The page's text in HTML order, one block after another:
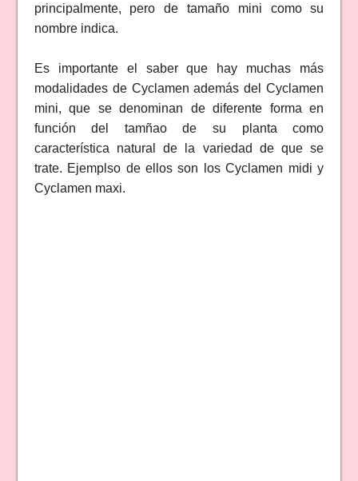
principalmente, pero de tamaño mini como su
nombre indica.
Es importante el saber que hay muchas más
modalidades de Cyclamen además del Cyclamen
mini, que se denominan de diferente forma en
función del tamñao de su planta como
característica natural de la variedad de que se
trate. Ejemplso de ellos son los Cyclamen midi y
Cyclamen maxi.